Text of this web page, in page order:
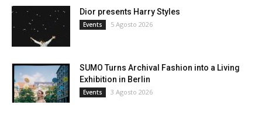
Dior presents Harry Styles
Events 5 Agosto 2026
SUMO Turns Archival Fashion into a Living
Exhibition in Berlin
Events 3 Agosto 2026